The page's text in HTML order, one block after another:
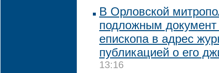
В Орловской
подложным документ
епископа в адрес
публикацией о его
13:16